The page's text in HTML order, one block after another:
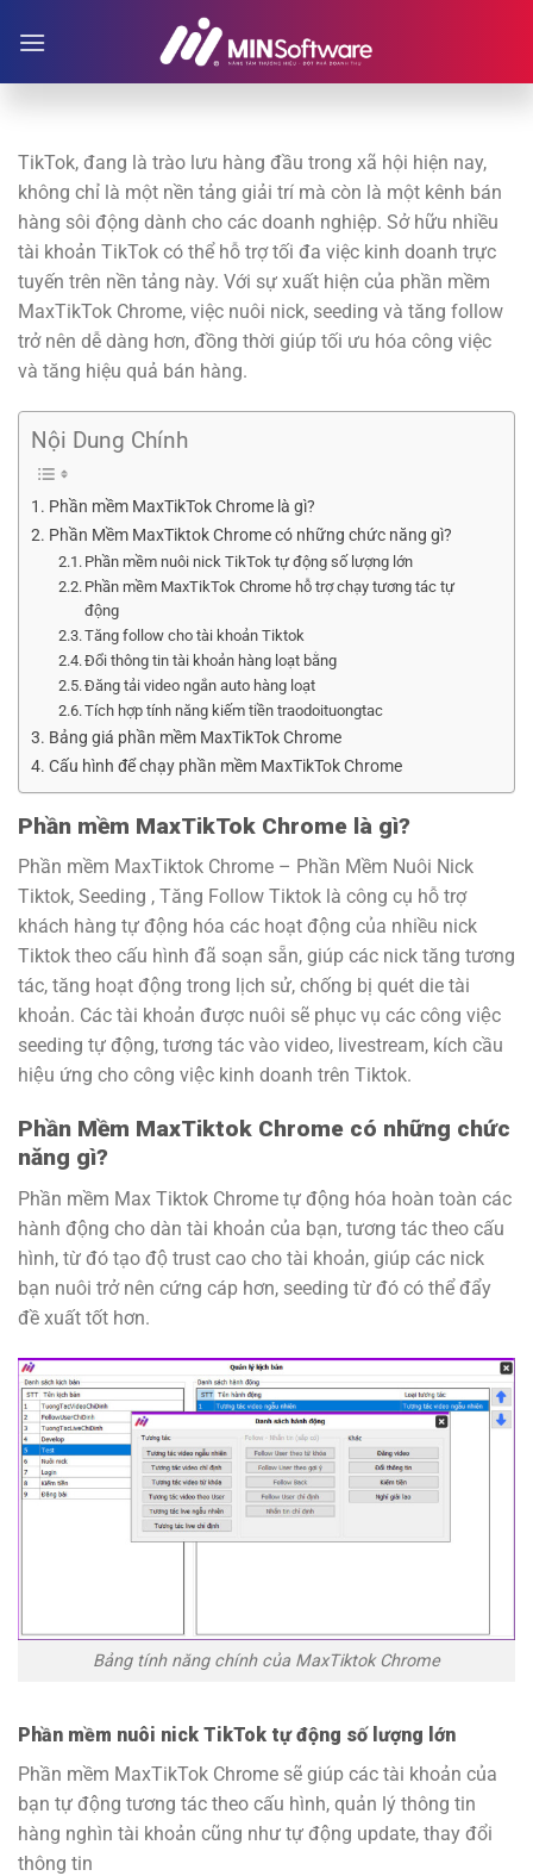
đến
TikTok, đang là trào lưu hàng đầu trong xã hội hiện nay,
không chỉ là một nền tảng giải trí mà còn là một kênh bán
hàng sôi động dành cho các doanh nghiệp. Sở hữu nhiều
tài khoản TikTok có thể hỗ trợ tối đa việc kinh doanh trực
tuyến trên nền tảng này. Với sự xuất hiện của phần mềm
MaxTikTok Chrome, việc nuôi nick, seeding và tăng follow
trở nên dễ dàng hơn, đồng thời giúp tối ưu hóa công việc
và tăng hiệu quả bán hàng.
Nội Dung Chính
Phần mềm MaxTikTok Chrome là gì?
Phần Mềm MaxTiktok Chrome có những chức năng gì?
Phần mềm nuôi nick TikTok tự động số lượng lớn
Phần mềm MaxTikTok Chrome hỗ trợ chạy tương tác tự
động
Tăng follow cho tài khoản Tiktok
Đổi thông tin tài khoản hàng loạt bằng
Đăng tải video ngắn auto hàng loạt
Tích hợp tính năng kiếm tiền traodoituongtac
Bảng giá phần mềm MaxTikTok Chrome
Cấu hình để chạy phần mềm MaxTikTok Chrome
Phần mềm MaxTikTok Chrome là gì?
Phần mềm MaxTiktok Chrome – Phần Mềm Nuôi Nick
Tiktok, Seeding , Tăng Follow Tiktok là công cụ hỗ trợ
khách hàng tự động hóa các hoạt động của nhiều nick
Tiktok theo cấu hình đã soạn sẵn, giúp các nick tăng tương
tác, tăng hoạt động trong lịch sử, chống bị quét die tài
khoản. Các tài khoản được nuôi sẽ phục vụ các công việc
seeding tự động, tương tác vào video, livestream, kích cầu
hiệu ứng cho công việc kinh doanh trên Tiktok.
Phần Mềm MaxTiktok Chrome có những chức
năng gì?
Phần mềm Max Tiktok Chrome tự động hóa hoàn toàn các
hành động cho dàn tài khoản của bạn, tương tác theo cấu
hình, từ đó tạo độ trust cao cho tài khoản, giúp các nick
bạn nuôi trở nên cứng cáp hơn, seeding từ đó có thể đẩy
đề xuất tốt hơn.
Bảng tính năng chính của MaxTiktok Chrome
Phần mềm nuôi nick TikTok tự động số lượng lớn
Phần mềm MaxTikTok Chrome sẽ giúp các tài khoản của
bạn tự động tương tác theo cấu hình, quản lý thông tin
hàng nghìn tài khoản cũng như tự động update, thay đổi
thông tin